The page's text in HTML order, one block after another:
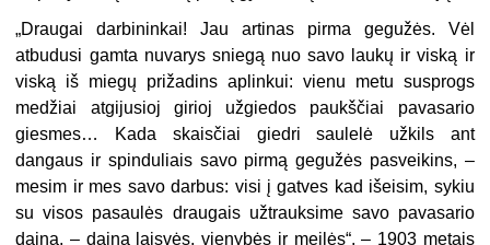
„Draugai darbininkai! Jau artinas pirma gegužės. Vėl
atbudusi gamta nuvarys sniegą nuo savo laukų ir viską ir
viską iš miegų prižadins aplinkui: vienu metu susprogs
medžiai atgijusioj girioj užgiedos paukščiai pavasario
giesmes… Kada skaisčiai giedri saulelė užkils ant
dangaus ir spinduliais savo pirmą gegužės pasveikins, –
mesim ir mes savo darbus: visi į gatves kad išeisim, sykiu
su visos pasaulės draugais užtrauksime savo pavasario
dainą, – dainą laisvės, vienybės ir meilės“, – 1903 metais